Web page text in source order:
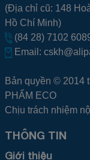
(Địa chỉ cũ: 148
Hồ Chí Minh)
(84 28) 7102
Email:
Bản quyền © 2014
PHẨM ECO
Chịu trách nhiệm
THÔNG TIN
Giới thiệu